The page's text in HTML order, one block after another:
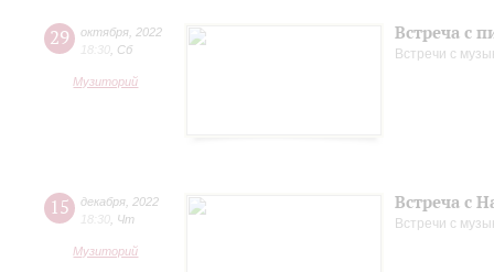
29 октября 2022
18:30 Сб
Музиторий
Встреча с
Встречи с
15 декабря 2022
18:30 Чт
Музиторий
Встреча с
Встречи с